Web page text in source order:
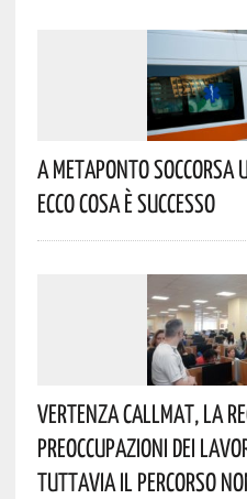
A Metaponto Soccorsa
Ecco Cosa È Successo
Vertenza CallMat, La
Preoccupazioni Dei
Tuttavia Il Percorso